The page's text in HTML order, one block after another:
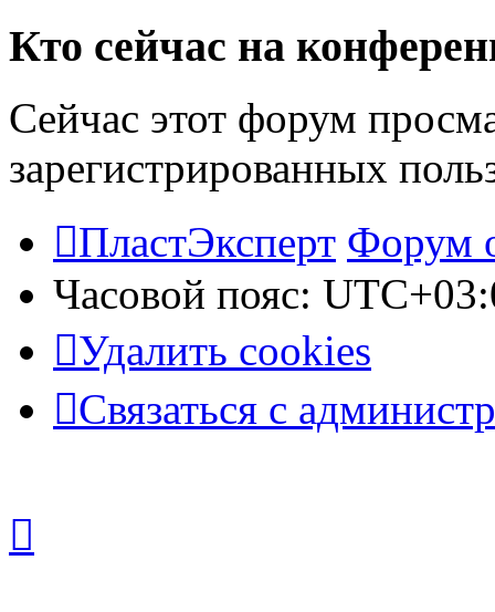
Кто сейчас на
Сейчас этот форум
зарегистрированных
ПластЭксперт Форум
Часовой пояс:
Удалить cookies
Связаться с